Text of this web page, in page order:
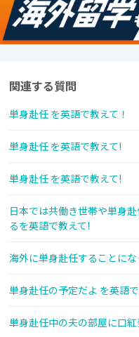
関連する質問
単身赴任 を英語で教えて！
単身赴任 を英語で教えて!
単身赴任 を英語で教えて!
日本では共働き世帯や単身
るを英語で教えて!
海外に単身赴任することに
単身赴任の予定だよ を英語
単身赴任中の夫の部屋に口